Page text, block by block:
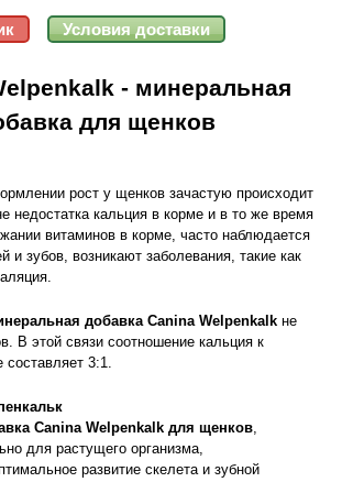
- минеральная
для щенков
рост у щенков зачастую происходит
недостатка кальция в корме и в то же время
витаминов в корме, часто наблюдается
и зубов, возникают заболевания, такие как
добавка Canina Welpenkalk не
В этой связи соотношение кальция к
3:1.
Canina Welpenkalk для щенков,
для растущего организма,
развитие скелета и зубной